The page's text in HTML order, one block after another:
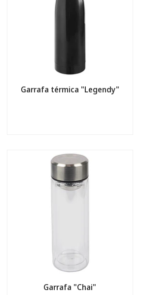
Garrafa térmica "Legendy"
Garrafa "Chai"